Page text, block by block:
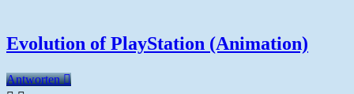
Evolution of PlayStation (Animation)
Antworten